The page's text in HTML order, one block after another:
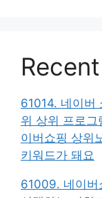
61014. 네이버
위 상위 프로
이버쇼핑 상위
키워드가 돼요
61009. 네이버